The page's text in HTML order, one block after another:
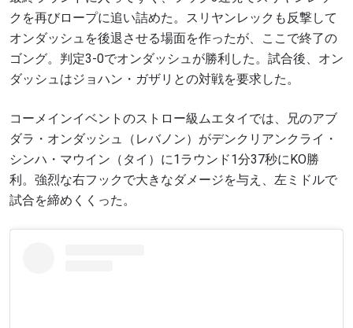
クを再びロープに追い詰めた。スリヤンレックも反撃して
オンダッシュを後退させる場面を作ったが、ここで終了の
ゴング。判定3-0でオンダッシュが勝利した。試合後、オン
ダッシュはジョハン・ガザリとの対戦を要求した。
コーメインイベントのストロー級ムエタイでは、兄のアブ
ダラ・オンダッシュ（レバノン）がデンクリアンクライ・
シンハ・マウイン（タイ）に1ラウンド1分37秒にKO勝
利。強烈な右フックで大きなダメージを与え、左ミドルで
試合を締めくくった。